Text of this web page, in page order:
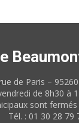
de Paris –
de 8h30 à
sont
Tél. : 01 30 28 79